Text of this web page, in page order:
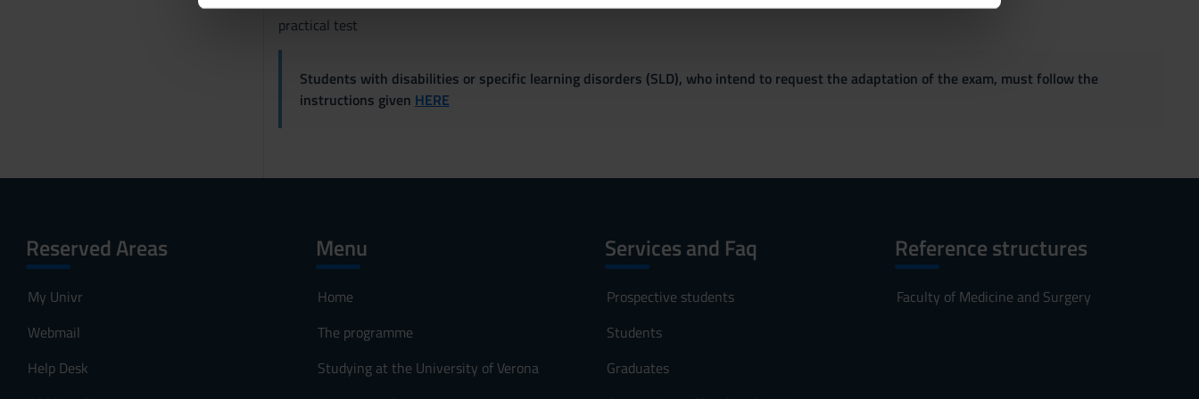
dei loro servizi.
practical test
Students with disabilities or specific learning disorders (SLD), who intend to request the adaptation of the exam, must follow the
instructions given HERE
Reserved Areas
My Univr
Webmail
Help Desk
Menu
Home
The programme
Studying at the University of Verona
Services and Faq
Prospective students
Students
Graduates
Reference structures
Faculty of Medicine and Surgery